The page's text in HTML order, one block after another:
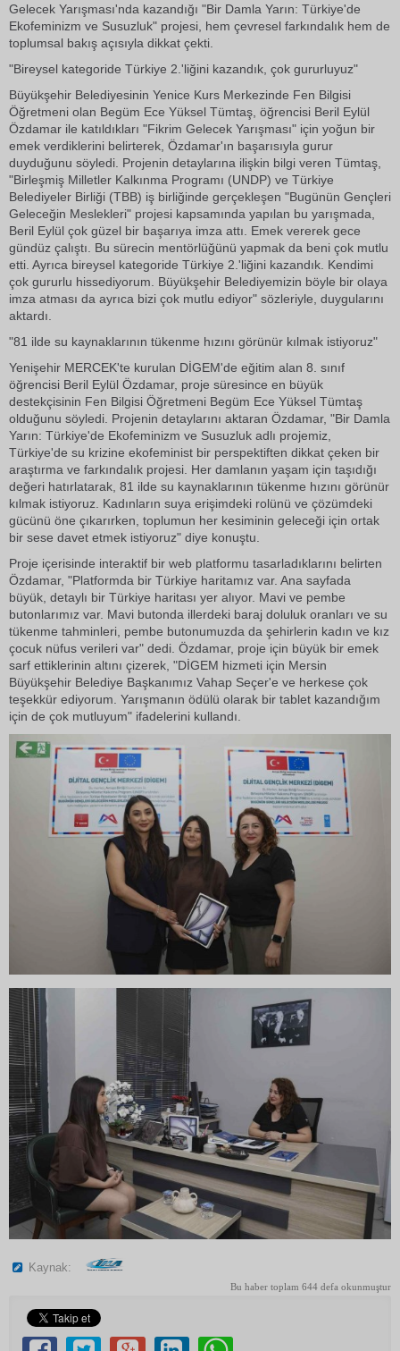
Gelecek Yarışması'nda kazandığı "Bir Damla Yarın: Türkiye'de
Ekofeminizm ve Susuzluk" projesi, hem çevresel farkındalık hem de
toplumsal bakış açısıyla dikkat çekti.
"Bireysel kategoride Türkiye 2.'liğini kazandık, çok gururluyuz"
Büyükşehir Belediyesinin Yenice Kurs Merkezinde Fen Bilgisi
Öğretmeni olan Begüm Ece Yüksel Tümtaş, öğrencisi Beril Eylül
Özdamar ile katıldıkları "Fikrim Gelecek Yarışması" için yoğun bir
emek verdiklerini belirterek, Özdamar'ın başarısıyla gurur
duyduğunu söyledi. Projenin detaylarına ilişkin bilgi veren Tümtaş,
"Birleşmiş Milletler Kalkınma Programı (UNDP) ve Türkiye
Belediyeler Birliği (TBB) iş birliğinde gerçekleşen "Bugünün Gençleri
Geleceğin Meslekleri" projesi kapsamında yapılan bu yarışmada,
Beril Eylül çok güzel bir başarıya imza attı. Emek vererek gece
gündüz çalıştı. Bu sürecin mentörlüğünü yapmak da beni çok mutlu
etti. Ayrıca bireysel kategoride Türkiye 2.'liğini kazandık. Kendimi
çok gururlu hissediyorum. Büyükşehir Belediyemizin böyle bir olaya
imza atması da ayrıca bizi çok mutlu ediyor" sözleriyle, duygularını
aktardı.
"81 ilde su kaynaklarının tükenme hızını görünür kılmak istiyoruz"
Yenişehir MERCEK'te kurulan DİGEM'de eğitim alan 8. sınıf
öğrencisi Beril Eylül Özdamar, proje süresince en büyük
destekçisinin Fen Bilgisi Öğretmeni Begüm Ece Yüksel Tümtaş
olduğunu söyledi. Projenin detaylarını aktaran Özdamar, "Bir Damla
Yarın: Türkiye'de Ekofeminizm ve Susuzluk adlı projemiz,
Türkiye'de su krizine ekofeminist bir perspektiften dikkat çeken bir
araştırma ve farkındalık projesi. Her damlanın yaşam için taşıdığı
değeri hatırlatarak, 81 ilde su kaynaklarının tükenme hızını görünür
kılmak istiyoruz. Kadınların suya erişimdeki rolünü ve çözümdeki
gücünü öne çıkarırken, toplumun her kesiminin geleceği için ortak
bir sese davet etmek istiyoruz" diye konuştu.
Proje içerisinde interaktif bir web platformu tasarladıklarını belirten
Özdamar, "Platformda bir Türkiye haritamız var. Ana sayfada
büyük, detaylı bir Türkiye haritası yer alıyor. Mavi ve pembe
butonlarımız var. Mavi butonda illerdeki baraj doluluk oranları ve su
tükenme tahminleri, pembe butonumuzda da şehirlerin kadın ve kız
çocuk nüfus verileri var" dedi. Özdamar, proje için büyük bir emek
sarf ettiklerinin altını çizerek, "DİGEM hizmeti için Mersin
Büyükşehir Belediye Başkanımız Vahap Seçer'e ve herkese çok
teşekkür ediyorum. Yarışmanın ödülü olarak bir tablet kazandığım
için de çok mutluyum" ifadelerini kullandı.
Kaynak:
Bu haber toplam 644 defa okunmuştur